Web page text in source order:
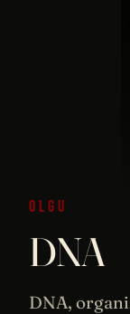
OLGU
DNA
DNA,